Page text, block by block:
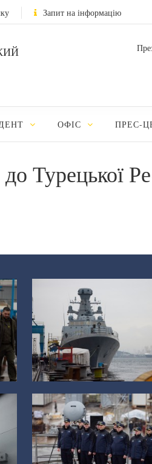
Запит на інформацію
ОФІС ПРЕС-
Турецької